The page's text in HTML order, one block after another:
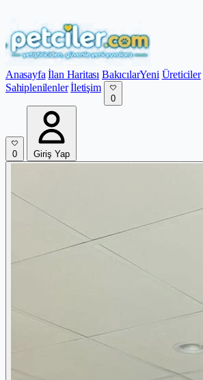
Anasayfa İlan Haritası BakıcılarYeni Üreticiler
Sahiplenilenler İletişim
0
0 Giriş Yap